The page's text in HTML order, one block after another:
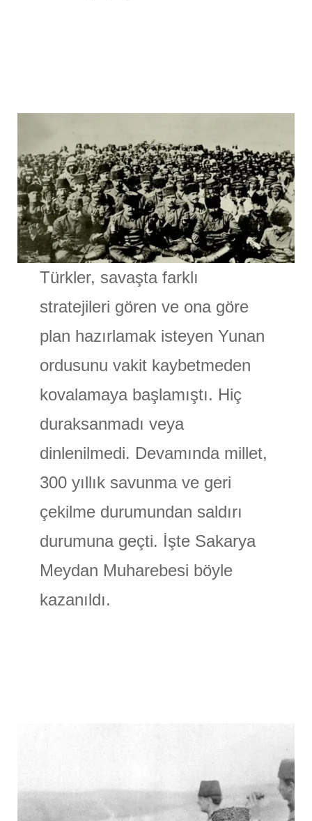
Türkler, savaşta farklı
stratejileri gören ve ona göre
plan hazırlamak isteyen Yunan
ordusunu vakit kaybetmeden
kovalamaya başlamıştı. Hiç
duraksanmadı veya
dinlenilmedi. Devamında millet,
300 yıllık savunma ve geri
çekilme durumundan saldırı
durumuna geçti. İşte Sakarya
Meydan Muharebesi böyle
kazanıldı.